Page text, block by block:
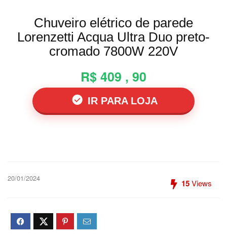
Chuveiro elétrico de parede
Lorenzetti Acqua Ultra Duo preto-
cromado 7800W 220V
R$ 409 , 90
IR PARA LOJA
20/01/2024 15Views